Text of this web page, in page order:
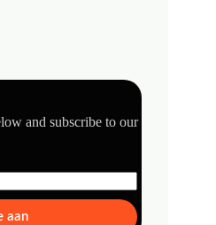
and subscribe to our
aan